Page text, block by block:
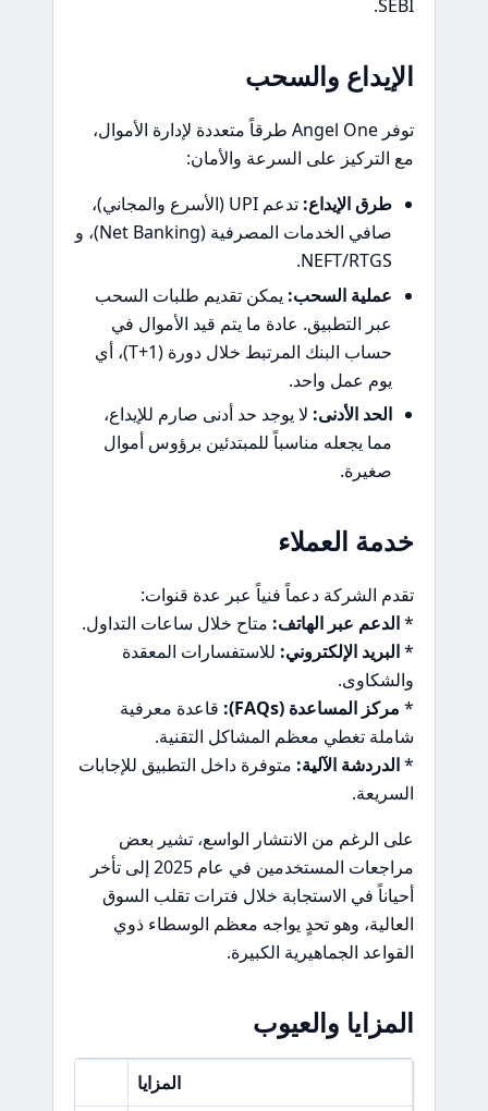
SEBI.
الإيداع والسحب
توفر Angel One طرقاً متعددة لإدارة الأموال،
مع التركيز على السرعة والأمان:
طرق الإيداع:
تدعم UPI (الأسرع والمجاني)،
صافي الخدمات المصرفية (Net Banking)، و
NEFT/RTGS.
عملية السحب: يمكن تقديم طلبات السحب
عبر التطبيق. عادة ما يتم قيد الأموال في
حساب البنك المرتبط خلال دورة (T+1)، أي
يوم عمل واحد.
الحد الأدنى: لا يوجد حد أدنى صارم للإيداع،
مما يجعله مناسباً للمبتدئين برؤوس أموال
صغيرة.
خدمة العملاء
تقدم الشركة دعماً فنياً عبر عدة قنوات:
*الدعم عبر الهاتف: متاح خلال ساعات التداول.
*البريد الإلكتروني: للاستفسارات المعقدة
والشكاوى.
* مركز المساعدة (FAQs):
قاعدة معرفية
شاملة تغطي معظم المشاكل التقنية.
*الدردشة الآلية: متوفرة داخل التطبيق للإجابات
السريعة.
على الرغم من الانتشار الواسع، تشير بعض
مراجعات المستخدمين في عام 2025 إلى تأخر
أحياناً في الاستجابة خلال فترات تقلب السوق
العالية، وهو تحدٍ يواجه معظم الوسطاء ذوي
القواعد الجماهيرية الكبيرة.
المزايا والعيوب
المزايا